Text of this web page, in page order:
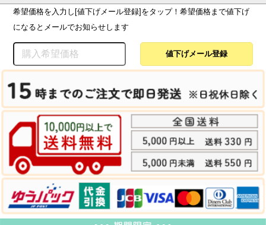
希望価格を入力し[値下げメール登録]をタップ！希望価格まで値下げ
になるとメールでお知らせします